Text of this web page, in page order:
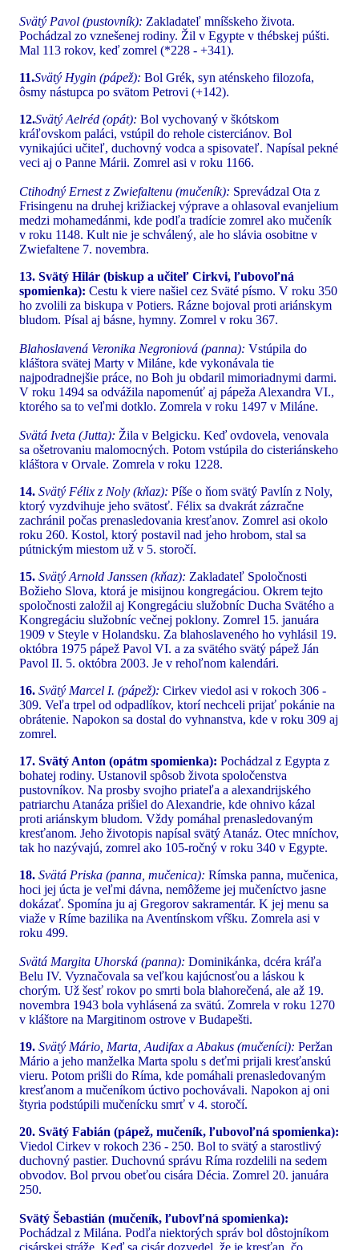
Svätý Pavol (pustovník): Zakladateľ mníšskeho života.
Pochádzal zo vznešenej rodiny. Žil v Egypte v thébskej púšti.
Mal 113 rokov, keď zomrel (*228 - +341).
11.Svätý Hygin (pápež): Bol Grék, syn aténskeho filozofa,
ôsmy nástupca po svätom Petrovi (+142).
12.Svätý Aelréd (opát): Bol vychovaný v škótskom
kráľovskom paláci, vstúpil do rehole cisterciánov. Bol
vynikajúci učiteľ, duchovný vodca a spisovateľ. Napísal pekné
veci aj o Panne Márii. Zomrel asi v roku 1166.
Ctihodný Ernest z Zwiefaltenu (mučeník): Sprevádzal Ota z
Frisingenu na druhej križiackej výprave a ohlasoval evanjelium
medzi mohamedánmi, kde podľa tradície zomrel ako mučeník
v roku 1148. Kult nie je schválený, ale ho slávia osobitne v
Zwiefaltene 7. novembra.
13. Svätý Hilár (biskup a učiteľ Cirkvi, ľubovoľná
spomienka): Cestu k viere našiel cez Sväté písmo. V roku 350
ho zvolili za biskupa v Potiers. Rázne bojoval proti ariánskym
bludom. Písal aj básne, hymny. Zomrel v roku 367.
Blahoslavená Veronika Negroniová (panna): Vstúpila do
kláštora svätej Marty v Miláne, kde vykonávala tie
najpodradnejšie práce, no Boh ju obdaril mimoriadnymi darmi.
V roku 1494 sa odvážila napomenúť aj pápeža Alexandra VI.,
ktorého sa to veľmi dotklo. Zomrela v roku 1497 v Miláne.
Svätá Iveta (Jutta): Žila v Belgicku. Keď ovdovela, venovala
sa ošetrovaniu malomocných. Potom vstúpila do cisteriánskeho
kláštora v Orvale. Zomrela v roku 1228.
14. Svätý Félix z Noly (kňaz): Píše o ňom svätý Pavlín z Noly,
ktorý vyzdvihuje jeho svätosť. Félix sa dvakrát zázračne
zachránil počas prenasledovania kresťanov. Zomrel asi okolo
roku 260. Kostol, ktorý postavil nad jeho hrobom, stal sa
pútnickým miestom už v 5. storočí.
15. Svätý Arnold Janssen (kňaz): Zakladateľ Spoločnosti
Božieho Slova, ktorá je misijnou kongregáciou. Okrem tejto
spoločnosti založil aj Kongregáciu služobníc Ducha Svätého a
Kongregáciu služobníc večnej poklony. Zomrel 15. januára
1909 v Steyle v Holandsku. Za blahoslaveného ho vyhlásil 19.
októbra 1975 pápež Pavol VI. a za svätého svätý pápež Ján
Pavol II. 5. októbra 2003. Je v rehoľnom kalendári.
16. Svätý Marcel I. (pápež): Cirkev viedol asi v rokoch 306 -
309. Veľa trpel od odpadlíkov, ktorí nechceli prijať pokánie na
obrátenie. Napokon sa dostal do vyhnanstva, kde v roku 309 aj
zomrel.
17. Svätý Anton (opátm spomienka): Pochádzal z Egypta z
bohatej rodiny. Ustanovil spôsob života spoločenstva
pustovníkov. Na prosby svojho priateľa a alexandrijského
patriarchu Atanáza prišiel do Alexandrie, kde ohnivo kázal
proti ariánskym bludom. Vždy pomáhal prenasledovaným
kresťanom. Jeho životopis napísal svätý Atanáz. Otec mníchov,
tak ho nazývajú, zomrel ako 105-ročný v roku 340 v Egypte.
18. Svätá Priska (panna, mučenica): Rímska panna, mučenica,
hoci jej úcta je veľmi dávna, nemôžeme jej mučeníctvo jasne
dokázať. Spomína ju aj Gregorov sakramentár. K jej menu sa
viaže v Ríme bazilika na Aventínskom vŕšku. Zomrela asi v
roku 499.
Svätá Margita Uhorská (panna): Dominikánka, dcéra kráľa
Belu IV. Vyznačovala sa veľkou kajúcnosťou a láskou k
chorým. Už šesť rokov po smrti bola blahorečená, ale až 19.
novembra 1943 bola vyhlásená za svätú. Zomrela v roku 1270
v kláštore na Margitinom ostrove v Budapešti.
19. Svätý Mário, Marta, Audifax a Abakus (mučeníci): Peržan
Mário a jeho manželka Marta spolu s deťmi prijali kresťanskú
vieru. Potom prišli do Ríma, kde pomáhali prenasledovaným
kresťanom a mučeníkom úctivo pochovávali. Napokon aj oni
štyria podstúpili mučenícku smrť v 4. storočí.
20. Svätý Fabián (pápež, mučeník, ľubovoľná spomienka):
Viedol Cirkev v rokoch 236 - 250. Bol to svätý a starostlivý
duchovný pastier. Duchovnú správu Ríma rozdelili na sedem
obvodov. Bol prvou obeťou cisára Décia. Zomrel 20. januára
250.
Svätý Šebastián (mučeník, ľubovľná spomienka):
Pochádzal z Milána. Podľa niektorých správ bol dôstojníkom
cisárskej stráže. Keď sa cisár dozvedel, že je kresťan, čo